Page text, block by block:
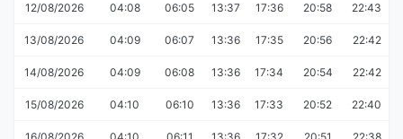
12/08/2026 04:08 06:05 13:37 17:36 20:58 22:43
13/08/2026 04:09 06:07 13:36 17:35 20:56 22:42
14/08/2026 04:09 06:08 13:36 17:34 20:54 22:42
15/08/2026 04:10 06:10 13:36 17:33 20:52 22:40